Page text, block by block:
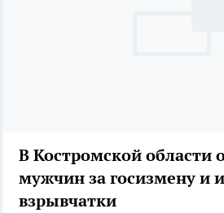
В Костромской области
мужчин за госизмену и
взрывчатки